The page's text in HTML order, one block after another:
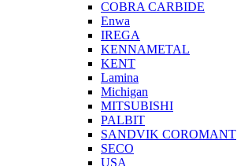
COBRA CARBIDE
Enwa
IREGA
KENNAMETAL
KENT
Lamina
Michigan
MITSUBISHI
PALBIT
SANDVIK COROMANT
SECO
USA